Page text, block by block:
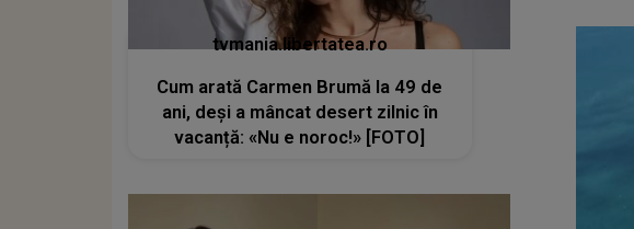
tvmania.libertatea.ro
Cum arată Carmen Brumă la 49 de
ani, deși a mâncat desert zilnic în
vacanță: «Nu e noroc!» [FOTO]